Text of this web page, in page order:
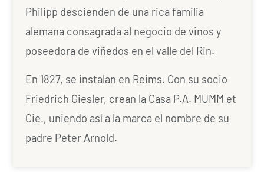
Philipp descienden de una rica familia
alemana consagrada al negocio de vinos y
poseedora de viñedos en el valle del Rin.
En 1827, se instalan en Reims. Con su socio
Friedrich Giesler, crean la Casa P.A. MUMM et
Cie., uniendo así a la marca el nombre de su
padre Peter Arnold.